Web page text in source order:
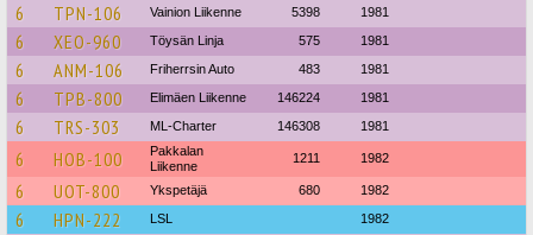
6 TPN-106 Vainion Liikenne 5398 1981
6 XEO-960 Töysän Linja 575 1981
6 ANM-106 Friherrsin Auto 483 1981
6 TPB-800 Elimäen Liikenne 146224 1981
6 TRS-303 ML-Charter 146308 1981
6 HOB-100
Pakkalan
Liikenne
1211 1982
6 UOT-800 Ykspetäjä 680 1982
6 HPN-222 LSL 1982